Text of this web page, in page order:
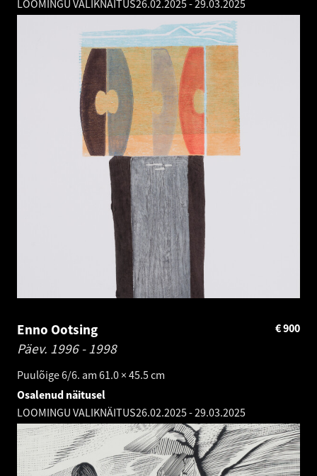
LOOMINGU VALIKNÄITUS26.02.2025-29.03.2025
Enno Ootsing
Päev. 1996 - 1998
Puulõige 6/6. am 61.0 × 45.5 cm
900
€
Osalenud näitusel
LOOMINGU VALIKNÄITUS26.02.2025-29.03.2025